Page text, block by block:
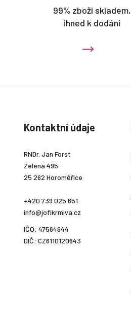
99% zboží skladem,
ihned k dodání
Kontaktní údaje
RNDr. Jan Forst
Zelená 495
25 262 Horoměřice
+420 739 025 651
info@jofikrmiva.cz
IČO: 47564644
DIČ: CZ6110120643